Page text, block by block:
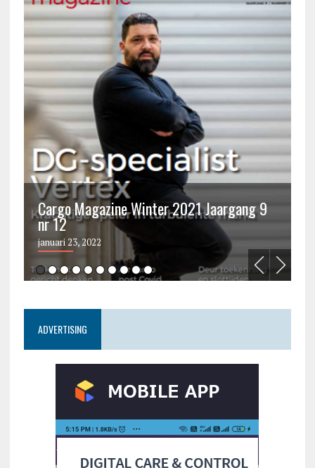
Cargo Magazine Winter 2021 Jaargang 9
nr 12
januari 23, 2022
ADVERTISING